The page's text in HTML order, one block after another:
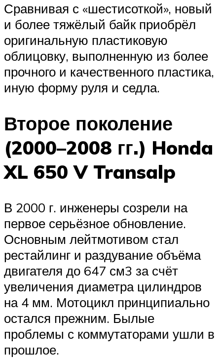
Сравнивая с «шестисоткой», новый
и более тяжёлый байк приобрёл
оригинальную пластиковую
облицовку, выполненную из более
прочного и качественного пластика,
иную форму руля и седла.
Второе поколение
(2000–2008 гг.) Honda
XL 650 V Transalp
В 2000 г. инженеры созрели на
первое серьёзное обновление.
Основным лейтмотивом стал
рестайлинг и раздувание объёма
двигателя до 647 см3 за счёт
увеличения диаметра цилиндров
на 4 мм. Мотоцикл принципиально
остался прежним. Былые
проблемы с коммутаторами ушли в
прошлое.